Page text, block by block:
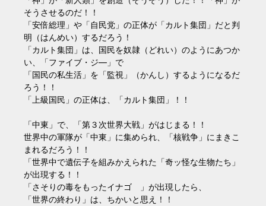
そうさせるのだ！！
「安倍総理」や「自民党」の正体が「カルト集団」だと判
明（はんめい）するだろう！
「カルト集団」は、国民を奴隷（どれい）のようにあつか
い、「ファイブ・ジ―」で
「国民の私生活」を「監視」（かんし）するようになるだ
ろう！！
「上級国民」の正体は、「カルト集団」！！
「中東」で、「第３次世界大戦」がはじまる！！
世界中の軍隊が「中東」に集められ、「核戦争」にまきこ
まれるだろう！！
「世界中で遺伝子を組みかえられた「奇ッ怪な生物たち」
が出現する！！
「さそりの毒をもったイナゴ 」が出現したら、
「世界の終わり」は、ちかいと思え！！